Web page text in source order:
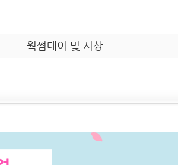
웍썸데이 및 시상